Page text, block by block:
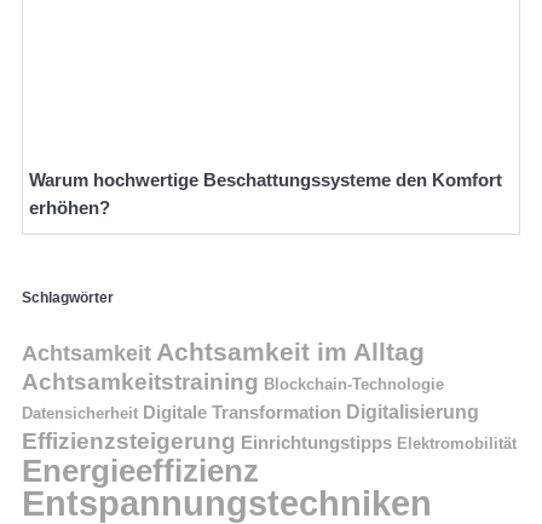
Warum hochwertige Beschattungssysteme den Komfort
erhöhen?
Schlagwörter
Achtsamkeit Achtsamkeit im Alltag
Achtsamkeitstraining Blockchain-Technologie
Datensicherheit Digitale Transformation Digitalisierung
Effizienzsteigerung Einrichtungstipps Elektromobilität
Energieeffizienz
Entspannungstechniken